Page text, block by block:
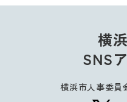
横
SNS
横浜市人事委員